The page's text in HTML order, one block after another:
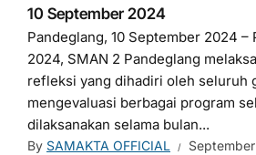
10 September 2024
Pandeglang, 10 September 2024 –
2024, SMAN 2 Pandeglang
refleksi yang dihadiri oleh seluruh
mengevaluasi berbagai program
dilaksanakan selama bulan...
By SAMAKTA OFFICIAL